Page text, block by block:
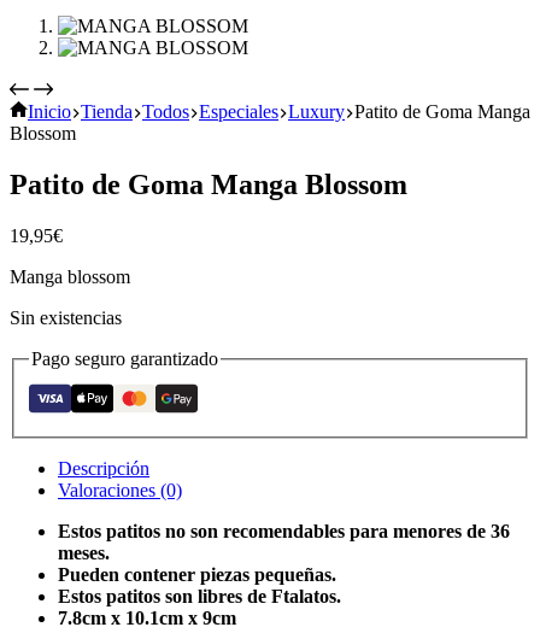
Inicio Tienda Todos Especiales Luxury Patito de Goma Manga
Blossom
Patito de Goma Manga Blossom
19,95€
Manga blossom
Sin existencias
Pago seguro garantizado
Descripción
Valoraciones (0)
Estos patitos no son recomendables para menores de 36
meses.
Pueden contener piezas pequeñas.
Estos patitos son libres de Ftalatos.
7.8cm x 10.1cm x 9cm